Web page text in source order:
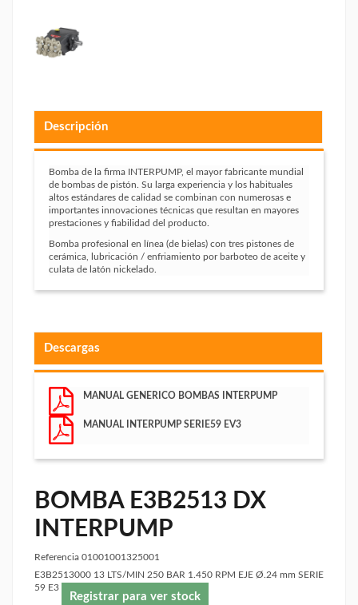
Descripción
Bomba de la firma INTERPUMP, el mayor fabricante mundial
de bombas de pistón. Su larga experiencia y los habituales
altos estándares de calidad se combinan con numerosas e
importantes innovaciones técnicas que resultan en mayores
prestaciones y fiabilidad del producto.
Bomba profesional en línea (de bielas) con tres pistones de
cerámica, lubricación / enfriamiento por barboteo de aceite y
culata de latón nickelado.
Descargas
MANUAL GENERICO BOMBAS INTERPUMP
MANUAL INTERPUMP SERIE59 EV3
BOMBA E3B2513 DX
INTERPUMP
Referencia 01001001325001
E3B2513000 13 LTS/MIN 250 BAR 1.450 RPM EJE Ø.24 mm SERIE
59 E3
Registrar para ver stock